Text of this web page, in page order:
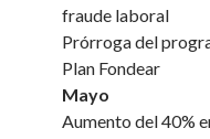
fraude laboral
Prórroga del
Plan Fondear
Mayo
Aumento del 40%